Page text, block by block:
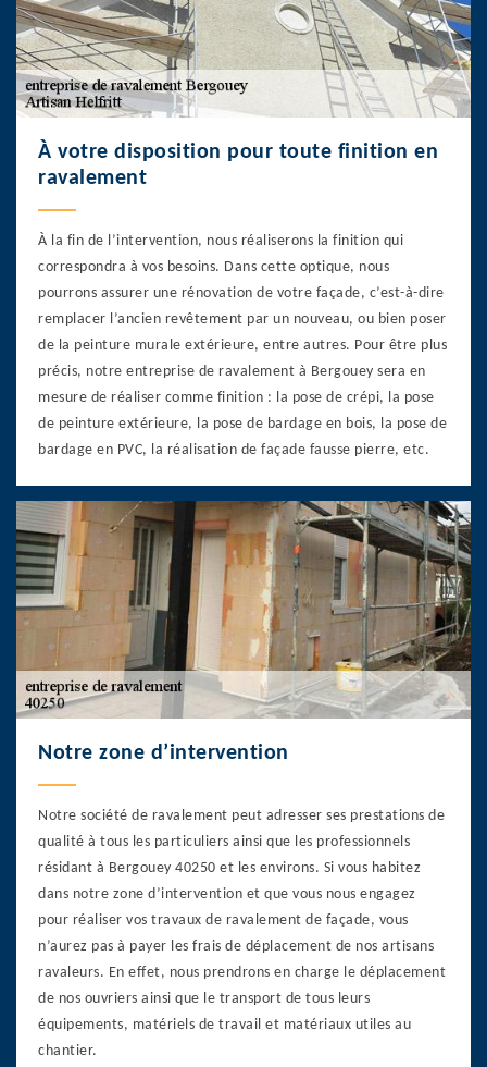
À votre disposition pour toute finition en
ravalement
À la fin de l’intervention, nous réaliserons la finition qui
correspondra à vos besoins. Dans cette optique, nous
pourrons assurer une rénovation de votre façade, c’est-à-dire
remplacer l’ancien revêtement par un nouveau, ou bien poser
de la peinture murale extérieure, entre autres. Pour être plus
précis, notre entreprise de ravalement à Bergouey sera en
mesure de réaliser comme finition : la pose de crépi, la pose
de peinture extérieure, la pose de bardage en bois, la pose de
bardage en PVC, la réalisation de façade fausse pierre, etc.
Notre zone d’intervention
Notre société de ravalement peut adresser ses prestations de
qualité à tous les particuliers ainsi que les professionnels
résidant à Bergouey 40250 et les environs. Si vous habitez
dans notre zone d’intervention et que vous nous engagez
pour réaliser vos travaux de ravalement de façade, vous
n’aurez pas à payer les frais de déplacement de nos artisans
ravaleurs. En effet, nous prendrons en charge le déplacement
de nos ouvriers ainsi que le transport de tous leurs
équipements, matériels de travail et matériaux utiles au
chantier.